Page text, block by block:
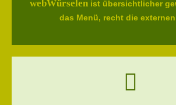
webWürselen ist übersichtlicher
das Menü, recht die